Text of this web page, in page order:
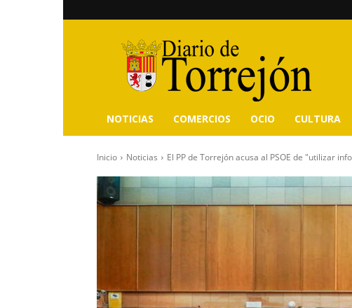
Diario
de
Torrejón
NOTICIAS COMERCIOS OCIO CULTURA
Inicio Noticias El PP de Torrejón acusa al PSOE de "utilizar